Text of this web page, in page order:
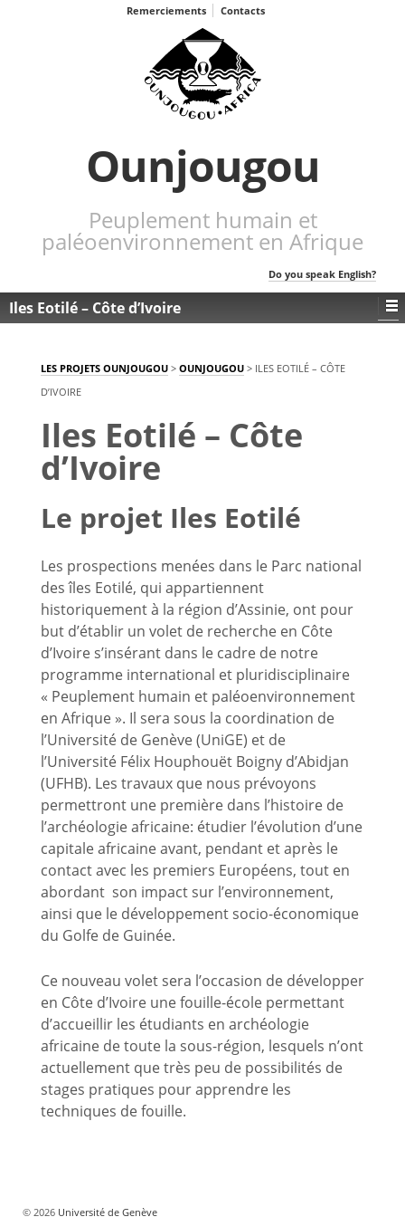
Remerciements Contacts
Ounjougou
Peuplement humain et
paléoenvironnement en Afrique
Do you speak English?
Iles Eotilé – Côte d’Ivoire
LES PROJETS OUNJOUGOU > OUNJOUGOU > ILES EOTILÉ – CÔTE
D’IVOIRE
Iles Eotilé – Côte
d’Ivoire
Le projet Iles Eotilé
Les prospections menées dans le Parc national
des îles Eotilé, qui appartiennent
historiquement à la région d’Assinie, ont pour
but d’établir un volet de recherche en Côte
d’Ivoire s’insérant dans le cadre de notre
programme international et pluridisciplinaire
« Peuplement humain et paléoenvironnement
en Afrique ». Il sera sous la coordination de
l’Université de Genève (UniGE) et de
l’Université Félix Houphouët Boigny d’Abidjan
(UFHB). Les travaux que nous prévoyons
permettront une première dans l’histoire de
l’archéologie africaine: étudier l’évolution d’une
capitale africaine avant, pendant et après le
contact avec les premiers Européens, tout en
abordant son impact sur l’environnement,
ainsi que le développement socio-économique
du Golfe de Guinée.
Ce nouveau volet sera l’occasion de développer
en Côte d’Ivoire une fouille-école permettant
d’accueillir les étudiants en archéologie
africaine de toute la sous-région, lesquels n’ont
actuellement que très peu de possibilités de
stages pratiques pour apprendre les
techniques de fouille.
© 2026 Université de Genève